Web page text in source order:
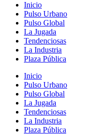
Inicio
Pulso Urbano
Pulso Global
La Jugada
Tendenciosas
La Industria
Plaza Pública
Inicio
Pulso Urbano
Pulso Global
La Jugada
Tendenciosas
La Industria
Plaza Pública